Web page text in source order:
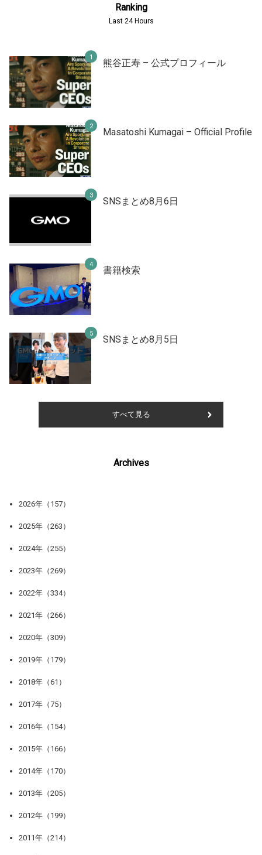
Ranking
Last 24 Hours
熊谷正寿 – 公式プロフィール
Masatoshi Kumagai – Official Profile
SNSまとめ8月6日
書籍検索
SNSまとめ8月5日
すべて見る
Archives
2026年（157）
2025年（263）
2024年（255）
2023年（269）
2022年（334）
2021年（266）
2020年（309）
2019年（179）
2018年（61）
2017年（75）
2016年（154）
2015年（166）
2014年（170）
2013年（205）
2012年（199）
2011年（214）